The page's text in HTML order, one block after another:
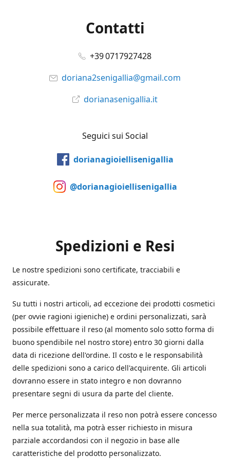
Contatti
+39 0717927428
doriana2senigallia@gmail.com
dorianasenigallia.it
Seguici sui Social
dorianagioiellisenigallia
@dorianagioiellisenigallia
Spedizioni e Resi
Le nostre spedizioni sono certificate, tracciabili e
assicurate.
Su tutti i nostri articoli, ad eccezione dei prodotti cosmetici
(per ovvie ragioni igieniche) e ordini personalizzati, sarà
possibile effettuare il reso (al momento solo sotto forma di
buono spendibile nel nostro store) entro 30 giorni dalla
data di ricezione dell'ordine. Il costo e le responsabilità
delle spedizioni sono a carico dell'acquirente. Gli articoli
dovranno essere in stato integro e non dovranno
presentare segni di usura da parte del cliente.
Per merce personalizzata il reso non potrà essere concesso
nella sua totalità, ma potrà esser richiesto in misura
parziale accordandosi con il negozio in base alle
caratteristiche del prodotto personalizzato.